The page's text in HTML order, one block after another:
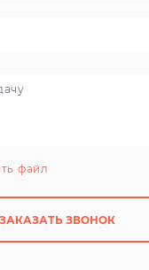
файл
ЗАКАЗАТЬ ЗВОНОК